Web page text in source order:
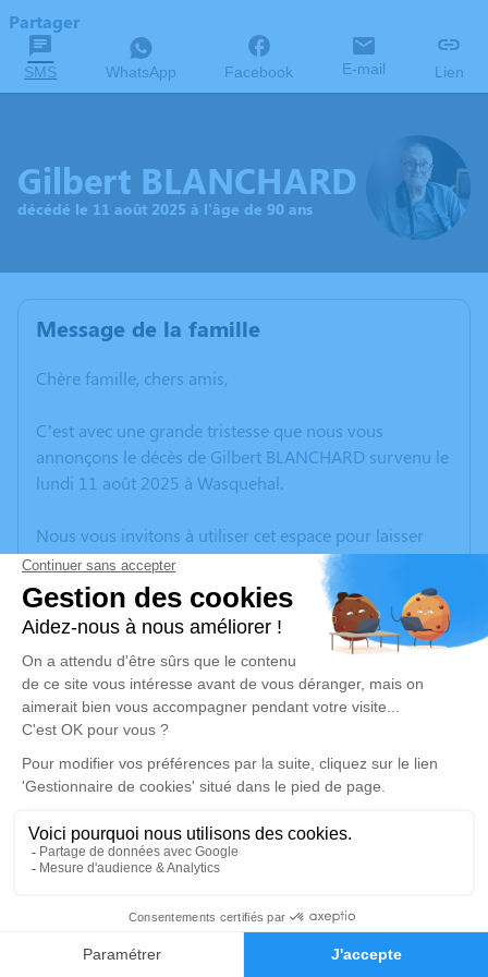
Faire-part Hommages
Partager
SMS WhatsApp Facebook E-mail Lien
Gilbert BLANCHARD
décédé le 11 août 2025 à l'âge de 90 ans
Message de la famille
Chère famille, chers amis,
C’est avec une grande tristesse que nous vous
annonçons le décès de Gilbert BLANCHARD survenu le
lundi 11 août 2025 à Wasquehal.
Nous vous invitons à utiliser cet espace pour laisser
vos condoléances, partager des photos souvenirs, une
anecdote ou exprimer vos pensées à travers des
poèmes ou des textes. Cet endroit est un lieu
d'expression dédié à honorer la mémoire de Gilbert
BLANCHARD.
Un service de plantation d’arbre hommage est
disponible ici.
Je rends hommage
Cérémonie religieuse
Église Saint Nicolas de Wasquehal
24 Rue Jean Bart